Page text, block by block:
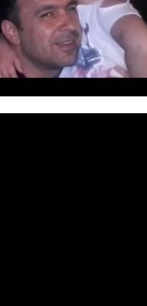
Saatlıq maaş sistemi
verəcək?
Ceki Çan Azərbaycanda film